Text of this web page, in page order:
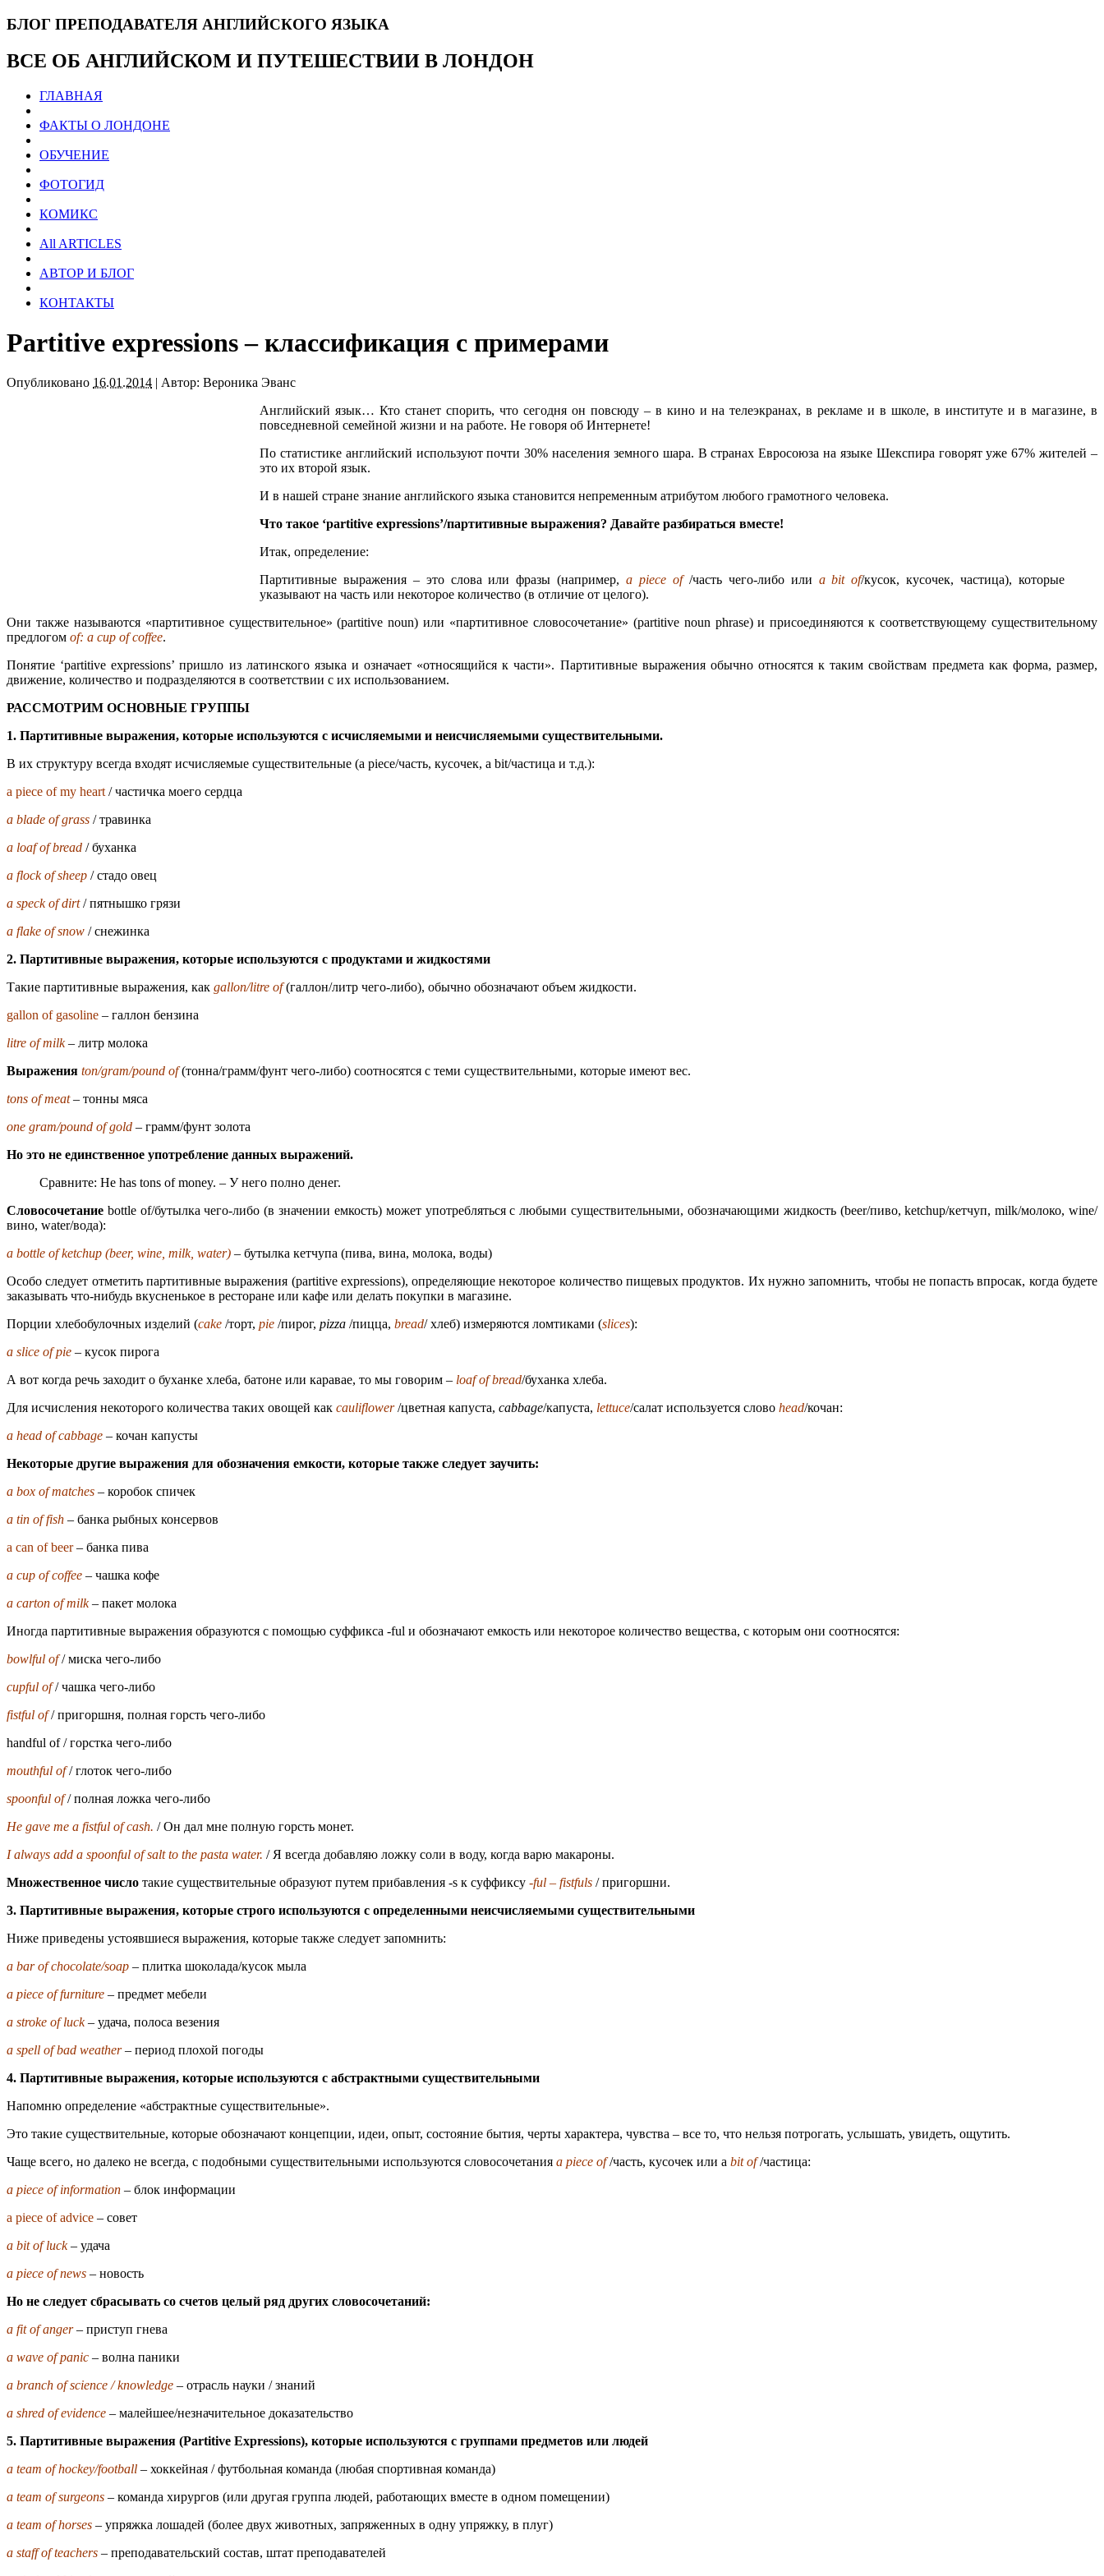
БЛОГ ПРЕПОДАВАТЕЛЯ АНГЛИЙСКОГО ЯЗЫКА
ВСЕ ОБ АНГЛИЙСКОМ И ПУТЕШЕСТВИИ В ЛОНДОН
ГЛАВНАЯ
ФАКТЫ О ЛОНДОНЕ
ОБУЧЕНИЕ
ФОТОГИД
КОМИКС
All ARTICLES
АВТОР И БЛОГ
КОНТАКТЫ
Partitive expressions – классификация с примерами
Опубликовано 16.01.2014 | Автор: Вероника Эванс
Английский язык… Кто станет спорить, что сегодня он повсюду – в кино и на телеэкранах, в рекламе и в школе, в институте и в магазине, в
повседневной семейной жизни и на работе. Не говоря об Интернете!
По статистике английский используют почти 30% населения земного шара. В странах Евросоюза на языке Шекспира говорят уже 67% жителей –
это их второй язык.
И в нашей стране знание английского языка становится непременным атрибутом любого грамотного человека.
Что такое ‘partitive expressions’/партитивные выражения? Давайте разбираться вместе!
Итак, определение:
Партитивные выражения – это слова или фразы (например,a piece of/часть чего-либо или a bit of/кусок, кусочек, частица), которые
указывают на часть или некоторое количество (в отличие от целого).
Они также называются «партитивное существительное» (partitive noun) или «партитивное словосочетание» (partitive noun phrase) и присоединяются к соответствующему существительному
предлогом of: a cup of coffee.
Понятие ‘partitive expressions’ пришло из латинского языка и означает «относящийся к части». Партитивные выражения обычно относятся к таким свойствам предмета как форма, размер,
движение, количество и подразделяются в соответствии с их использованием.
РАССМОТРИМ ОСНОВНЫЕ ГРУППЫ
1. Партитивные выражения, которые используются с исчисляемыми и неисчисляемыми существительными.
В их структуру всегда входят исчисляемые существительные (a piece/часть, кусочек, a bit/частица и т.д.):
a piece of my heart/ частичка моего сердца
a blade of grass / травинка
a loaf of bread / буханка
a flock of sheep / стадо овец
a speck of dirt / пятнышко грязи
a flake of snow / снежинка
2. Партитивные выражения, которые используются с продуктами и жидкостями
Такие партитивные выражения, как gallon/litre of(галлон/литр чего-либо), обычно обозначают объем жидкости.
gallon of gasoline – галлон бензина
litre of milk– литр молока
Выражения ton/gram/pound of(тонна/грамм/фунт чего-либо) соотносятся с теми существительными, которые имеют вес.
tons of meat– тонны мяса
one gram/pound of gold – грамм/фунт золота
Но это не единственное употребление данных выражений.
Сравните: He has tons of money. – У него полно денег.
Словосочетание bottle of/бутылка чего-либо (в значении емкость) может употребляться с любыми существительными, обозначающими жидкость (beer/пиво, ketchup/кетчуп, milk/молоко, wine/
вино, water/вода):
a bottle of ketchup (beer, wine, milk, water) – бутылка кетчупа (пива, вина, молока, воды)
Особо следует отметить партитивные выражения (partitive expressions), определяющие некоторое количество пищевых продуктов. Их нужно запомнить, чтобы не попасть впросак, когда будете
заказывать что-нибудь вкусненькое в ресторане или кафе или делать покупки в магазине.
Порции хлебобулочных изделий (cake /торт, pie /пирог, pizza /пицца, bread/ хлеб) измеряются ломтиками (slices):
a slice of pie – кусок пирога
А вот когда речь заходит о буханке хлеба, батоне или каравае, то мы говорим – loaf оf bread/буханка хлеба.
Для исчисления некоторого количества таких овощей как cauliflower/цветная капуста, cabbage/капуста, lettuce/салат используется слово head/кочан:
a head of cabbage – кочан капусты
Некоторые другие выражения для обозначения емкости, которые также следует заучить:
a box of matches – коробок спичек
a tin of fish – банка рыбных консервов
a can of beer– банка пива
a cup of coffee – чашка кофе
a carton of milk– пакет молока
Иногда партитивные выражения образуются с помощью суффикса -ful и обозначают емкость или некоторое количество вещества, с которым они соотносятся:
bowlful of / миска чего-либо
cupful of / чашка чего-либо
fistful of / пригоршня, полная горсть чего-либо
handful of / горстка чего-либо
mouthful of / глоток чего-либо
spoonful of / полная ложка чего-либо
He gave me a fistful of cash. / Он дал мне полную горсть монет.
I always add a spoonful of salt to the pasta water. / Я всегда добавляю ложку соли в воду, когда варю макароны.
Множественное число такие существительные образуют путем прибавления -s к суффиксу -ful – fistfuls / пригоршни.
3. Партитивные выражения, которые строго используются с определенными неисчисляемыми существительными
Ниже приведены устоявшиеся выражения, которые также следует запомнить:
a bar of chocolate/soap – плитка шоколада/кусок мыла
a piece of furniture – предмет мебели
a stroke of luck– удача, полоса везения
a spell of bad weather– период плохой погоды
4. Партитивные выражения, которые используются с абстрактными существительными
Напомню определение «абстрактные существительные».
Это такие существительные, которые обозначают концепции, идеи, опыт, состояние бытия, черты характера, чувства – все то, что нельзя потрогать, услышать, увидеть, ощутить.
Чаще всего, но далеко не всегда, с подобными существительными используются словосочетания a piece of/часть, кусочек или a bit of/частица:
a piece of information – блок информации
a piece of advice – совет
a bit of luck– удача
a piece of news – новость
Но не следует сбрасывать со счетов целый ряд других словосочетаний:
a fit of anger– приступ гнева
a wave of panic – волна паники
a branch of science / knowledge – отрасль науки / знаний
a shred of evidence – малейшее/незначительное доказательство
5. Партитивные выражения (Partitive Expressions), которые используются с группами предметов или людей
a team of hockey/football – хоккейная / футбольная команда (любая спортивная команда)
a team of surgeons – команда хирургов (или другая группа людей, работающих вместе в одном помещении)
a team of horses – упряжка лошадей (более двух животных, запряженных в одну упряжку, в плуг)
a staff of teachers – преподавательский состав, штат преподавателей